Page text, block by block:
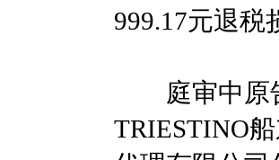
999.17元退税
庭审中原
TRIESTINO